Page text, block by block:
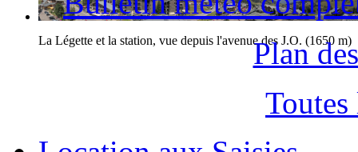
La Légette et la station, vue depuis l'avenue des J.O. (1650 m)
Plan
Toutes